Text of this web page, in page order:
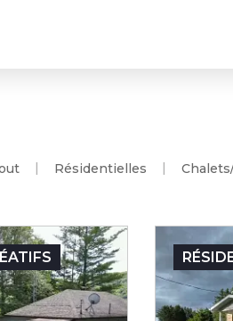
Résidentielles